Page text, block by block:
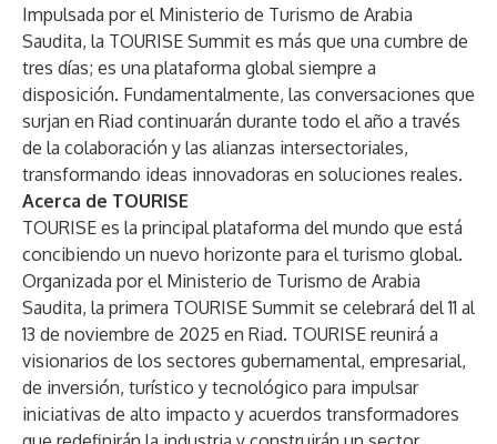
Impulsada por el Ministerio de Turismo de Arabia
Saudita, la TOURISE Summit es más que una cumbre de
tres días; es una plataforma global siempre a
disposición. Fundamentalmente, las conversaciones que
surjan en Riad continuarán durante todo el año a través
de la colaboración y las alianzas intersectoriales,
transformando ideas innovadoras en soluciones reales.
Acerca de TOURISE
TOURISE es la principal plataforma del mundo que está
concibiendo un nuevo horizonte para el turismo global.
Organizada por el Ministerio de Turismo de Arabia
Saudita, la primera TOURISE Summit se celebrará del 11 al
13 de noviembre de 2025 en Riad. TOURISE reunirá a
visionarios de los sectores gubernamental, empresarial,
de inversión, turístico y tecnológico para impulsar
iniciativas de alto impacto y acuerdos transformadores